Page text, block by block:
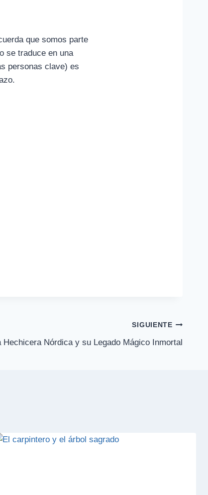
que somos parte
se traduce en una
personas clave) es
SIGUIENTE
Hechicera Nórdica y su Legado Mágico Inmortal